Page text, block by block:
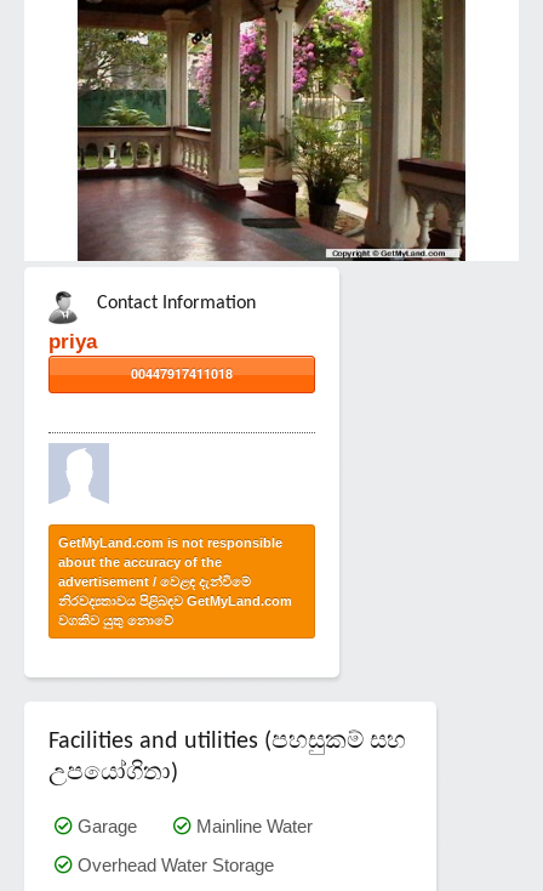
Contact Information
priya
00447917411018
GetMyLand.com is not responsible
about the accuracy of the
advertisement / වෙළඳ දැන්වීමේ
නිරවද්‍යතාවය පිළිබඳව GetMyLand.com
වගකිව යුතු නොවේ
Facilities and utilities (පහසුකම් සහ
උපයෝගිතා)
Garage
Mainline Water
Overhead Water Storage